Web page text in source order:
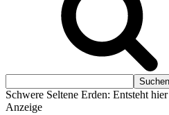
Schwere Seltene Erden: Entsteht
Anzeige